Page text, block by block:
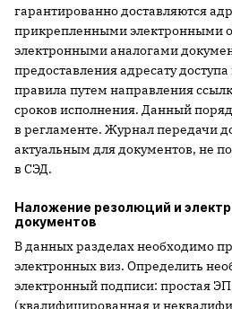
гарантированно доставляются
прикрепленными электронными
электронными аналогами
предоставления адресату
правила путем направления
сроков исполнения. Данный
в регламенте. Журнал передачи
актуальным для документов, не
в СЭД.
Наложение резолюций и
документов
В данных разделах необходимо
электронных виз. Определить
электронный подписи: простая
(квалифицированная и